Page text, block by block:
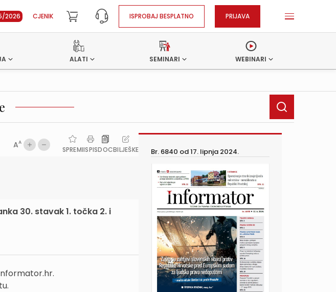
2026 CJENIK ISPROBAJ BESPLATNO PRIJAVA
ALATI SEMINARI WEBINARI
AA
SPREMIISPISDOCBILJEŠKE
30. stavak 1. točka 2. i
Br. 6840 od17. lipnja 2024.